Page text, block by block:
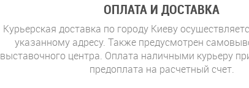
ОПЛАТА И ДОСТАВКА
Курьерская доставка по городу Киеву
указанному адресу. Также предусмотрен
выставочного центра. Оплата наличными курьеру
предоплата на расчетный счет.